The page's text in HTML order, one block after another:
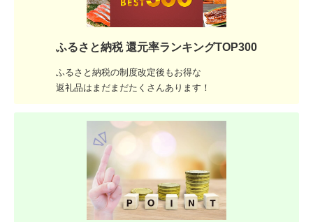
ふるさと納税 還元率ランキングTOP300
ふるさと納税の制度改定後もお得な
返礼品はまだまだたくさんあります！